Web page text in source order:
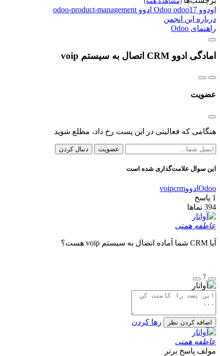
اودوو Odoo odoo17 ادوو odoo-product-management
درباره این انجمن
راهنمای Odoo
امادگی ادوو CRM اتصال به سیستم voip
عضویت
هنگامی که فعالیتی در این پست رخ داد، مطلع شوید
عضویت دنبال کردن
این سوال علامت‌گذاری شده است
Odoo ادوو voipcrm
1 پاسخ
394 نماها
عاطفه همتی
آیا CRM شما آماده اتصال به سیستم voip هست؟
7
اضافه کردن نظر رها کردن
عاطفه همتی
مولف پاسخ برتر